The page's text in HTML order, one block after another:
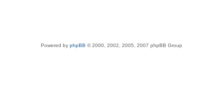
Powered by phpBB © 2000, 2002, 2005, 2007 phpBB Group